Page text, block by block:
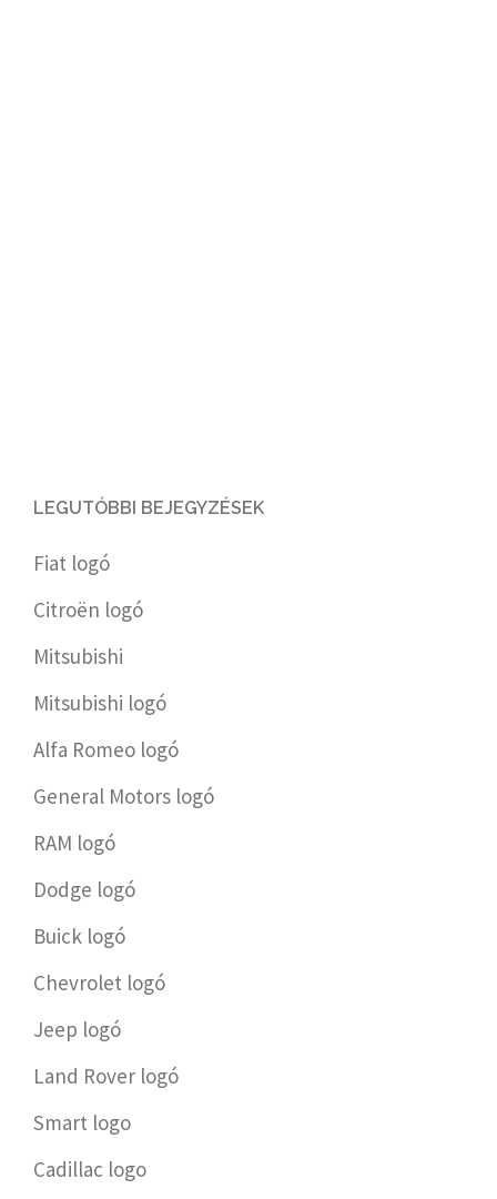
LEGUTÓBBI BEJEGYZÉSEK
Fiat logó
Citroën logó
Mitsubishi
Mitsubishi logó
Alfa Romeo logó
General Motors logó
RAM logó
Dodge logó
Buick logó
Chevrolet logó
Jeep logó
Land Rover logó
Smart logo
Cadillac logo